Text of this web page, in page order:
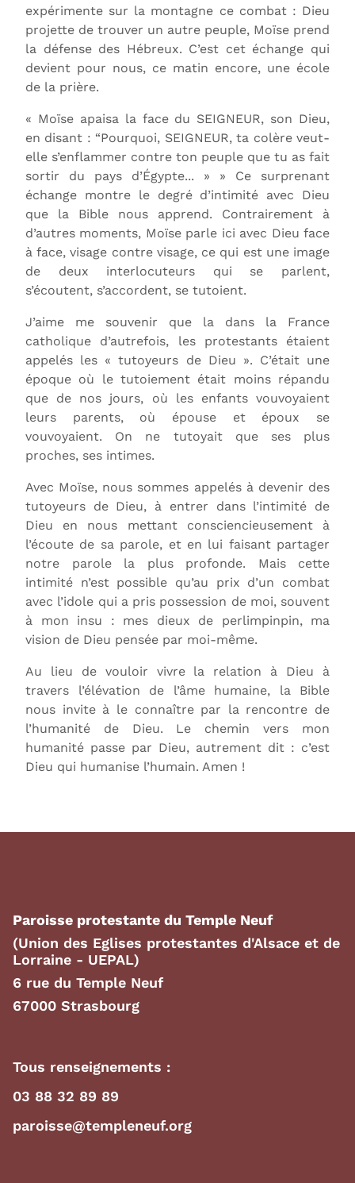
expérimente sur la montagne ce combat : Dieu
projette de trouver un autre peuple, Moïse prend
la défense des Hébreux. C’est cet échange qui
devient pour nous, ce matin encore, une école
de la prière.
« Moïse apaisa la face du SEIGNEUR, son Dieu,
en disant : “Pourquoi, SEIGNEUR, ta colère veut-
elle s’enflammer contre ton peuple que tu as fait
sortir du pays d’Égypte... » » Ce surprenant
échange montre le degré d’intimité avec Dieu
que la Bible nous apprend. Contrairement à
d’autres moments, Moïse parle ici avec Dieu face
à face, visage contre visage, ce qui est une image
de deux interlocuteurs qui se parlent,
s’écoutent, s’accordent, se tutoient.
J’aime me souvenir que la dans la France
catholique d’autrefois, les protestants étaient
appelés les « tutoyeurs de Dieu ». C’était une
époque où le tutoiement était moins répandu
que de nos jours, où les enfants vouvoyaient
leurs parents, où épouse et époux se
vouvoyaient. On ne tutoyait que ses plus
proches, ses intimes.
Avec Moïse, nous sommes appelés à devenir des
tutoyeurs de Dieu, à entrer dans l’intimité de
Dieu en nous mettant consciencieusement à
l’écoute de sa parole, et en lui faisant partager
notre parole la plus profonde. Mais cette
intimité n’est possible qu’au prix d’un combat
avec l’idole qui a pris possession de moi, souvent
à mon insu : mes dieux de perlimpinpin, ma
vision de Dieu pensée par moi-même.
Au lieu de vouloir vivre la relation à Dieu à
travers l’élévation de l’âme humaine, la Bible
nous invite à le connaître par la rencontre de
l’humanité de Dieu. Le chemin vers mon
humanité passe par Dieu, autrement dit : c’est
Dieu qui humanise l’humain. Amen !
Paroisse protestante du Temple Neuf
(Union des Eglises protestantes d'Alsace et de
Lorraine - UEPAL)
6 rue du Temple Neuf
67000 Strasbourg
Tous renseignements :
03 88 32 89 89
paroisse@templeneuf.org